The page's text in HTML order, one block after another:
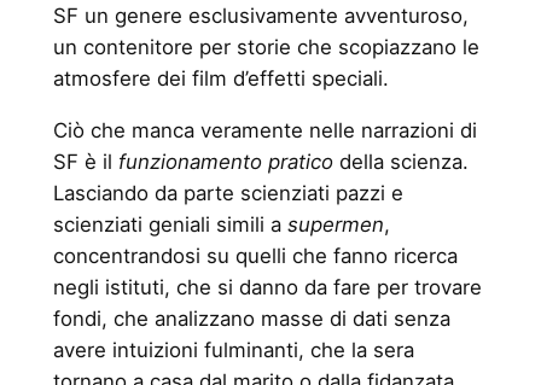
SF un genere esclusivamente avventuroso,
un contenitore per storie che scopiazzano le
atmosfere dei film d’effetti speciali.
Ciò che manca veramente nelle narrazioni di
SF è il funzionamento praticodella scienza.
Lasciando da parte scienziati pazzi e
scienziati geniali simili a supermen,
concentrandosi su quelli che fanno ricerca
negli istituti, che si danno da fare per trovare
fondi, che analizzano masse di dati senza
avere intuizioni fulminanti, che la sera